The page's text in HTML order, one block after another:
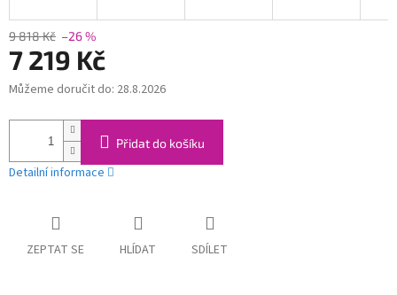
9 818 Kč –26 %
7 219 Kč
Měrná
Můžeme doručit do: 28.8.2026
Přidat do košíku
Detailní informace
ZEPTAT SE HLÍDAT SDÍLET